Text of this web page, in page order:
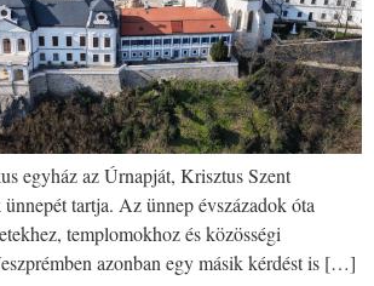
egyház az Úrnapját, Krisztus Szent
ünnepét tartja. Az ünnep évszázadok óta
templomokhoz és közösségi
azonban egy másik kérdést is […]